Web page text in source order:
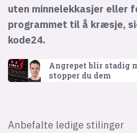
uten minnelekkasjer eller
programmet til å kræsje,
kode24.
Angrepet blir stadig
stopper du dem
Anbefalte ledige stilinger